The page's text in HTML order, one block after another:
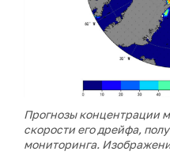
Прогнозы концентрации
скорости его дрейфа,
мониторинга.